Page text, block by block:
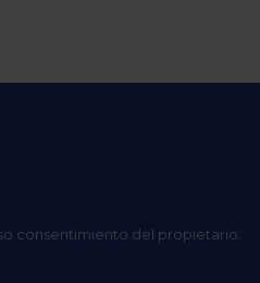
consentimiento del propietario.